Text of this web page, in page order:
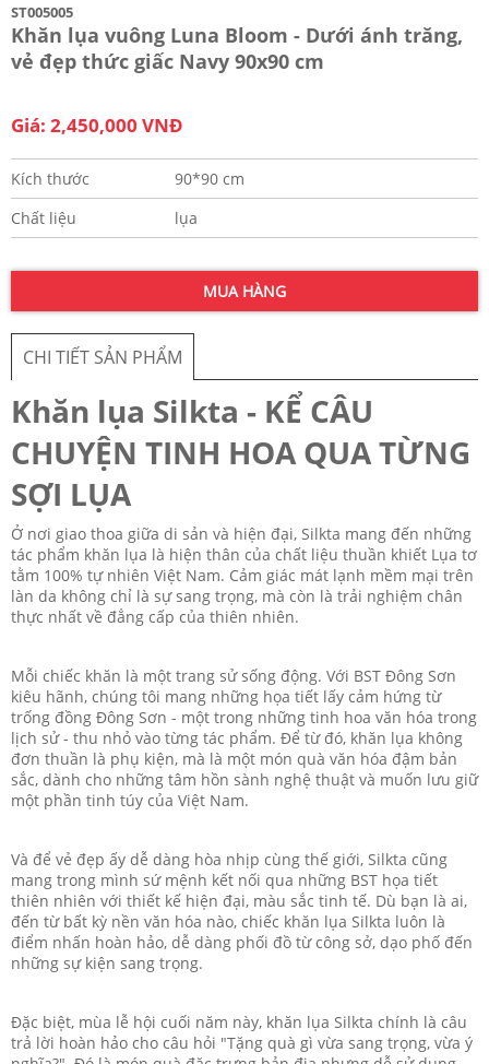
ST005005
Khăn lụa vuông Luna Bloom - Dưới ánh trăng,
vẻ đẹp thức giấc Navy 90x90 cm
Giá: 2,450,000 VNĐ
Kích thước
90*90 cm
Chất liệu
lụa
MUA HÀNG
CHI TIẾT SẢN PHẨM
Khăn lụa Silkta - KỂ CÂU
CHUYỆN TINH HOA QUA TỪNG
SỢI LỤA
Ở nơi giao thoa giữa di sản và hiện đại, Silkta mang đến những
tác phẩm khăn lụa là hiện thân của chất liệu thuần khiết Lụa tơ
tằm 100% tự nhiên Việt Nam. Cảm giác mát lạnh mềm mại trên
làn da không chỉ là sự sang trọng, mà còn là trải nghiệm chân
thực nhất về đẳng cấp của thiên nhiên.
Mỗi chiếc khăn là một trang sử sống động. Với BST Đông Sơn
kiêu hãnh, chúng tôi mang những họa tiết lấy cảm hứng từ
trống đồng Đông Sơn - một trong những tinh hoa văn hóa trong
lịch sử - thu nhỏ vào từng tác phẩm. Để từ đó, khăn lụa không
đơn thuần là phụ kiện, mà là một món quà văn hóa đậm bản
sắc, dành cho những tâm hồn sành nghệ thuật và muốn lưu giữ
một phần tinh túy của Việt Nam.
Và để vẻ đẹp ấy dễ dàng hòa nhịp cùng thế giới, Silkta cũng
mang trong mình sứ mệnh kết nối qua những BST họa tiết
thiên nhiên với thiết kế hiện đại, màu sắc tinh tế. Dù bạn là ai,
đến từ bất kỳ nền văn hóa nào, chiếc khăn lụa Silkta luôn là
điểm nhấn hoàn hảo, dễ dàng phối đồ từ công sở, dạo phố đến
những sự kiện sang trọng.
Đặc biệt, mùa lễ hội cuối năm này, khăn lụa Silkta chính là câu
trả lời hoàn hảo cho câu hỏi "Tặng quà gì vừa sang trọng, vừa ý